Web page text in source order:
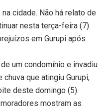
cidade. Não há relato de
nesta terça-feira (7).
em Gurupi após
um condomínio e invadiu
que atingiu Gurupi,
deste domingo (5).
mostram as